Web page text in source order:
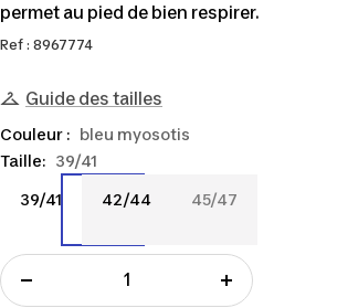
permet au pied de bien respirer.
Ref : 8967774
Guide des tailles
Taille: 39/41
39/41
39/41 42/44
42/44 45/47
45/47
Couleur : bleu myosotis
Augmenter